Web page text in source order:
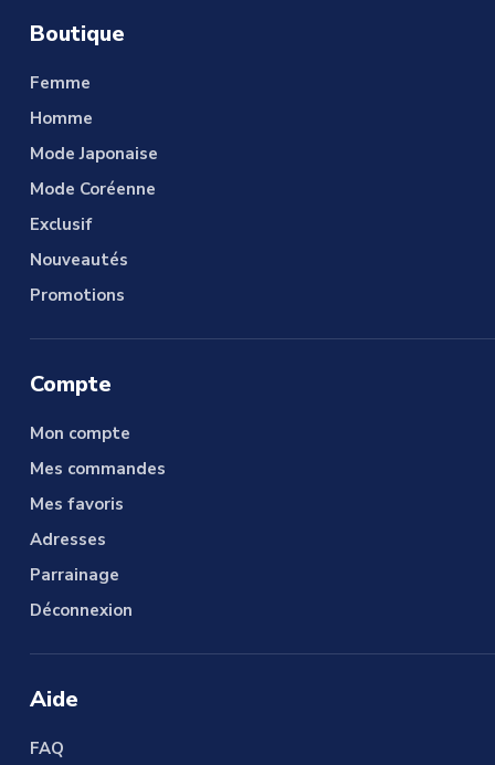
Boutique
Femme
Homme
Mode Japonaise
Mode Coréenne
Exclusif
Nouveautés
Promotions
Compte
Mon compte
Mes commandes
Mes favoris
Adresses
Parrainage
Déconnexion
Aide
FAQ